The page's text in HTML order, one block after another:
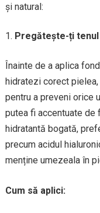
și natural:
Pregătește-ți
Înainte de a aplica
hidratezi corect
pentru a preveni orice
putea fi accentuate de
hidratantă bogată,
precum acidul
menține umezeala în
Cum să aplici: